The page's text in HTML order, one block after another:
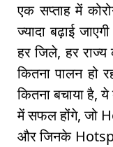
एक सप्ताह में
ज्यादा बढ़ाई
हर जिले, हर
कितना पालन हो
कितना बचाया है, ये
में सफल होंगे, जो
और जिनके